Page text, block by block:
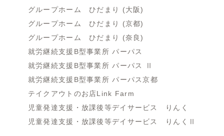
グループホーム ひだまり (大阪)
グループホーム ひだまり (京都)
グループホーム ひだまり (奈良)
就労継続支援B型事業所 パーパス
就労継続支援B型事業所 パーパス Ⅱ
就労継続支援B型事業所 パーパス京都
テイクアウトのお店Link Farm
児童発達支援・放課後等デイサービス りんく
児童発達支援・放課後等デイサービス りんくⅡ